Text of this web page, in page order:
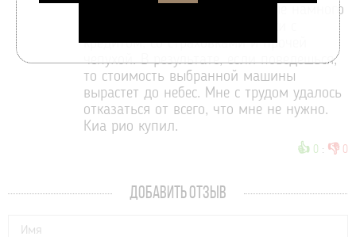
рассказывает, что все остальные намного
кредитом, со страховками и прочей
чепухой. В результате, если поведешься,
то стоимость выбранной машины
вырастет до небес. Мне с трудом удалось
отказаться от всего, что мне не нужно.
Киа рио купил.
👍 0 : 👎 0
ДОБАВИТЬ ОТЗЫВ